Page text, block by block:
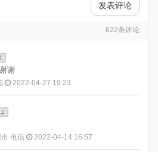
发表评论
622条评论
谢
2022-04-27 19:23
电信 2022-04-14 16:57